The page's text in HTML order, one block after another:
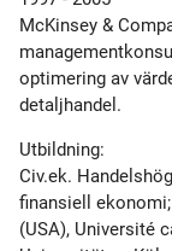
McKinsey &
optimering av
detaljhandel.
Utbildning:
Civ.ek.
finansiell
(USA), Université